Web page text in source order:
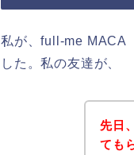
私が、full-me MACA
した。私の友達が、
先日
ても